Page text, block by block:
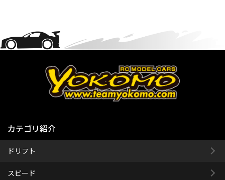
カテゴリ紹介
ドリフト
スピード